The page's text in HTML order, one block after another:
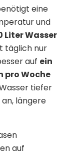
eine
und
Liter Wasser
täglich nur
auf ein
pro Woche
tiefer
längere
auf